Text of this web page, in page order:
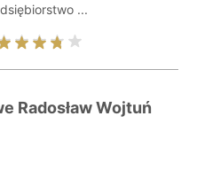
...
Radosław Wojtuń